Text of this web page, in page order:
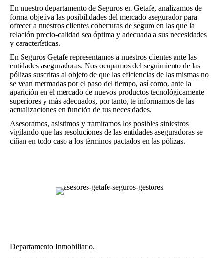
En nuestro departamento de Seguros en Getafe, analizamos de
forma objetiva las posibilidades del mercado asegurador para
ofrecer a nuestros clientes coberturas de seguro en las que la
relación precio-calidad sea óptima y adecuada a sus necesidades
y características.
En Seguros Getafe representamos a nuestros clientes ante las
entidades aseguradoras. Nos ocupamos del seguimiento de las
pólizas suscritas al objeto de que las eficiencias de las mismas no
se vean mermadas por el paso del tiempo, así como, ante la
aparición en el mercado de nuevos productos tecnológicamente
superiores y más adecuados, por tanto, te informamos de las
actualizaciones en función de tus necesidades.
Asesoramos, asistimos y tramitamos los posibles siniestros
vigilando que las resoluciones de las entidades aseguradoras se
ciñan en todo caso a los términos pactados en las pólizas.
Departamento Inmobiliario.